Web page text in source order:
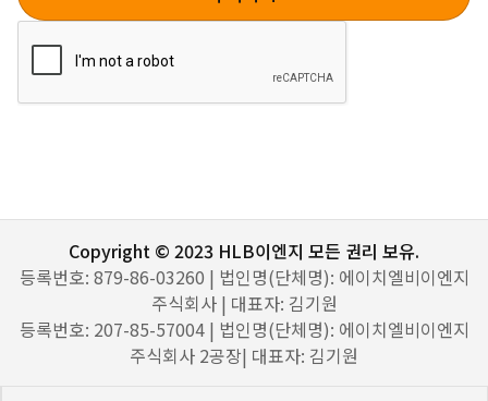
Copyright © 2023 HLB이엔지 모든 권리 보유.
등록번호: 879-86-03260 | 법인명(단체명): 에이치엘비이엔지
주식회사 | 대표자: 김기원
등록번호: 207-85-57004 | 법인명(단체명): 에이치엘비이엔지
주식회사 2공장| 대표자: 김기원